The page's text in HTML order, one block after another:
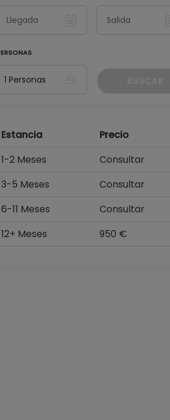
Estancia
Precio
1-2 Meses
Consultar
3-5 Meses
Consultar
6-11 Meses
Consultar
12+ Meses
950 €